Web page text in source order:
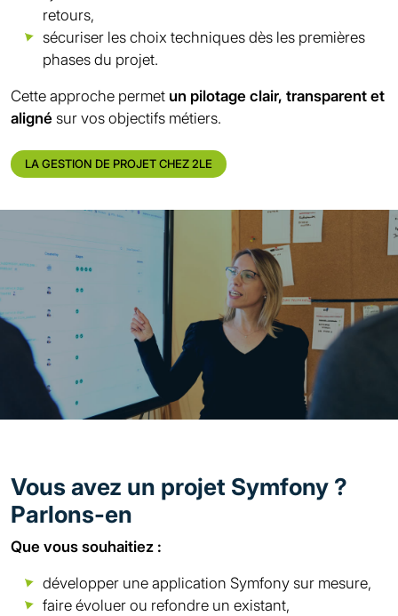
retours,
sécuriser les choix techniques dès les premières
phases du projet.
Cette approche permet un pilotage clair, transparent et
aligné sur vos objectifs métiers.
LA GESTION DE PROJET CHEZ 2LE
Vous avez un projet Symfony ?
Parlons-en
Que vous souhaitiez :
développer une application Symfony sur mesure,
faire évoluer ou refondre un existant,